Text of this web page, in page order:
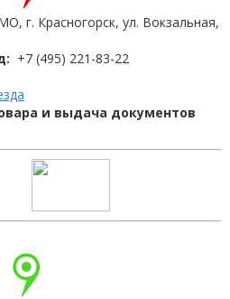
г. Красногорск, ул. Вокзальная,
+7 (495) 221-83-22
и выдача документов